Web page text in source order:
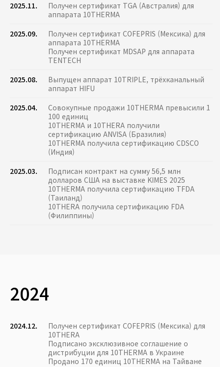
2025.11.
Получен сертификат TGA (Австралия) для
аппарата 10THERMA
2025.09.
Получен сертификат COFEPRIS (Мексика) для
аппарата 10THERMA
Получен сертификат MDSAP для аппарата
TENTECH
2025.08.
Выпущен аппарат 10TRIPLE, трёхканальный
аппарат HIFU
2025.04.
Совокупные продажи 10THERMA превысили 1
100 единиц
10THERMA и 10THERA получили
сертификацию ANVISA (Бразилия)
10THERMA получила сертификацию CDSCO
(Индия)
2025.03.
Подписан контракт на сумму 56,5 млн
долларов США на выставке KIMES 2025
10THERMA получила сертификацию TFDA
(Таиланд)
10THERA получила сертификацию FDA
(Филиппины)
2024
2024.12.
Получен сертификат COFEPRIS (Мексика) для
10THERA
Подписано эксклюзивное соглашение о
дистрибуции для 10THERMA в Украине
Продано 170 единиц 10THERMA на Тайване